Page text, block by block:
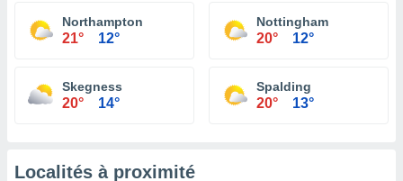
Northampton
21° 12°
Nottingham
20° 12°
Skegness
20° 14°
Spalding
20° 13°
Localités à proximité